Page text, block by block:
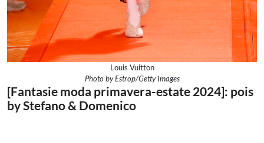
Louis Vuitton
Photo by Estrop/Getty Images
[Fantasie moda primavera-estate 2024]: pois
by Stefano & Domenico